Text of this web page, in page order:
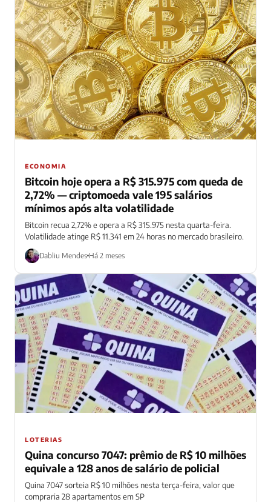
ECONOMIA
Bitcoin hoje opera a R$ 315.975 com queda de
2,72% — criptomoeda vale 195 salários
mínimos após alta volatilidade
Bitcoin recua 2,72% e opera a R$ 315.975 nesta quarta-feira.
Volatilidade atinge R$ 11.341 em 24 horas no mercado brasileiro.
Dabliu Mendes Há 2 meses
LOTERIAS
Quina concurso 7047: prêmio de R$ 10 milhões
equivale a 128 anos de salário de policial
Quina 7047 sorteia R$ 10 milhões nesta terça-feira, valor que
compraria 28 apartamentos em SP